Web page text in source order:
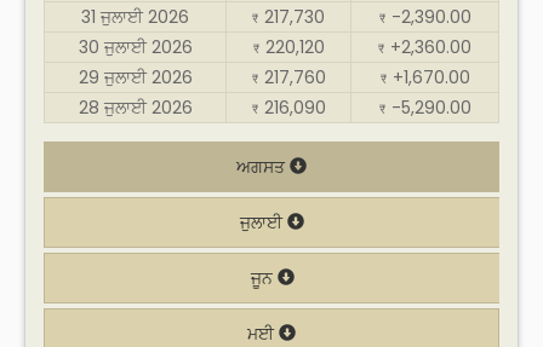
31 ਜੁਲਾਈ 2026
₹ 217,730 ₹ -2,390.00
30 ਜੁਲਾਈ 2026
₹ 220,120 ₹ +2,360.00
29 ਜੁਲਾਈ 2026
₹ 217,760 ₹ +1,670.00
28 ਜੁਲਾਈ 2026
₹ 216,090 ₹ -5,290.00
ਅਗਸਤ
ਜੁਲਾਈ
ਜੂਨ
ਮਈ